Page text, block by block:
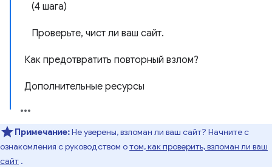
(4 шага)
Проверьте, чист ли ваш сайт.
Как предотвратить повторный взлом?
Дополнительные ресурсы
Примечание:Не уверены, взломан ли ваш сайт? Начните с
ознакомления с руководством отом, как проверить, взломан ли ваш
сайт .